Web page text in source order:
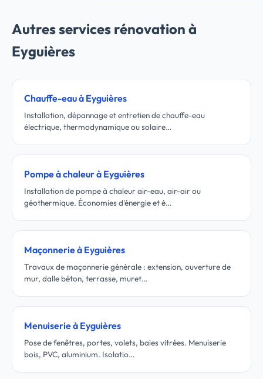
Autres services rénovation à
Eyguières
Chauffe-eau à Eyguières
Installation, dépannage et entretien de chauffe-eau
électrique, thermodynamique ou solaire…
Pompe à chaleur à Eyguières
Installation de pompe à chaleur air-eau, air-air ou
géothermique. Économies d'énergie et é…
Maçonnerie à Eyguières
Travaux de maçonnerie générale : extension, ouverture de
mur, dalle béton, terrasse, muret…
Menuiserie à Eyguières
Pose de fenêtres, portes, volets, baies vitrées. Menuiserie
bois, PVC, aluminium. Isolatio…